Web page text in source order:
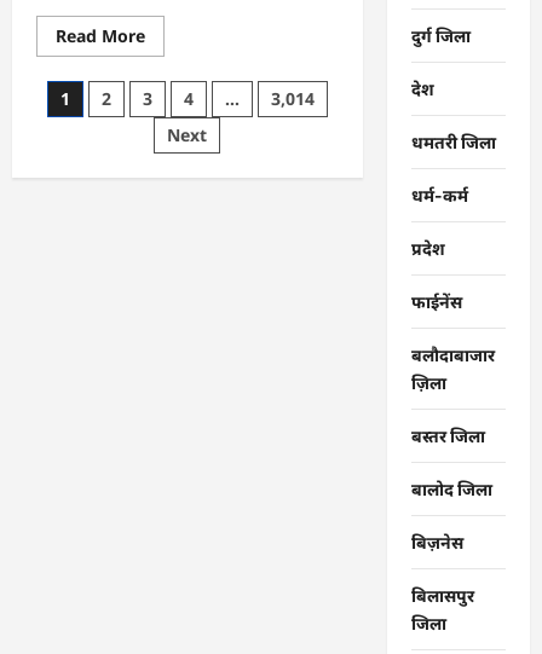
Read MoreRead
more
CG
:
समाज
एकजुटता
Posts
1 2 3 4 …
3,014
Next
दुर्ग जिला
देश
धमतरी जिला
धर्म-कर्म
प्रदेश
फाईनेंस
बलौदाबाजार
ज़िला
बस्तर जिला
बालोद जिला
बिज़नेस
बिलासपुर
जिला